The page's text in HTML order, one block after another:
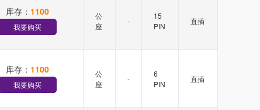
库存： 1100
我要购买
公
座
-
15
PIN
直插
库存： 1100
我要购买
公
座
-
6
PIN
直插